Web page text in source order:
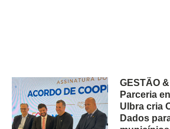
GESTÃO &
Parceria
Ulbra cria
Dados